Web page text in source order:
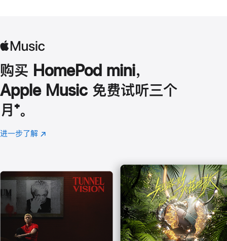
购买 HomePod mini，
Apple Music 免费试听三个
月 脚
注
⁺。
进一步了解 Apple
(在
口
中
打
开)